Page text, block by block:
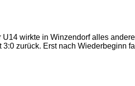
wirkte in Winzendorf alles
zurück. Erst nach Wiederbeginn